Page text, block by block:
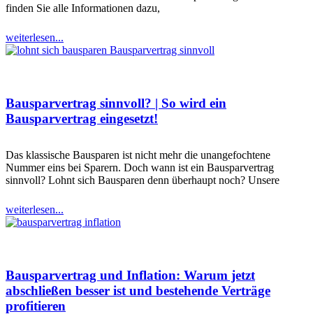
finden Sie alle Informationen dazu,
weiterlesen...
Bausparvertrag sinnvoll? | So wird ein
Bausparvertrag eingesetzt!
Das klassische Bausparen ist nicht mehr die unangefochtene
Nummer eins bei Sparern. Doch wann ist ein Bausparvertrag
sinnvoll? Lohnt sich Bausparen denn überhaupt noch? Unsere
weiterlesen...
Bausparvertrag und Inflation: Warum jetzt
abschließen besser ist und bestehende Verträge
profitieren